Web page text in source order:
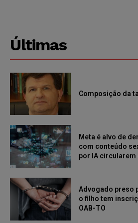
Últimas
Composição da
Meta é alvo de
com conteúdo
por IA
Advogado preso
o filho tem
OAB-TO